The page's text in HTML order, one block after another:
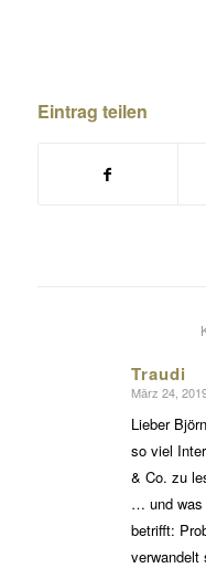
Eintrag teilen
Traudi
sagte:
März 24,
Lieber
so viel
& Co. zu
… und was
betrifft:
verwandelt